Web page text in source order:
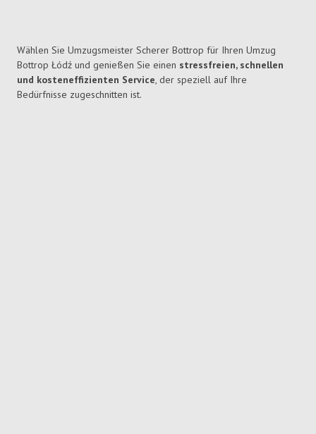
Wählen Sie Umzugsmeister Scherer Bottrop für Ihren Umzug
Bottrop Łódź und genießen Sie einen stressfreien, schnellen
und kosteneffizienten Service, der speziell auf Ihre
Bedürfnisse zugeschnitten ist.